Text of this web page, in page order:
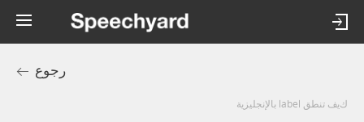
رجوع
كيف تنطق label بالإنجليزية